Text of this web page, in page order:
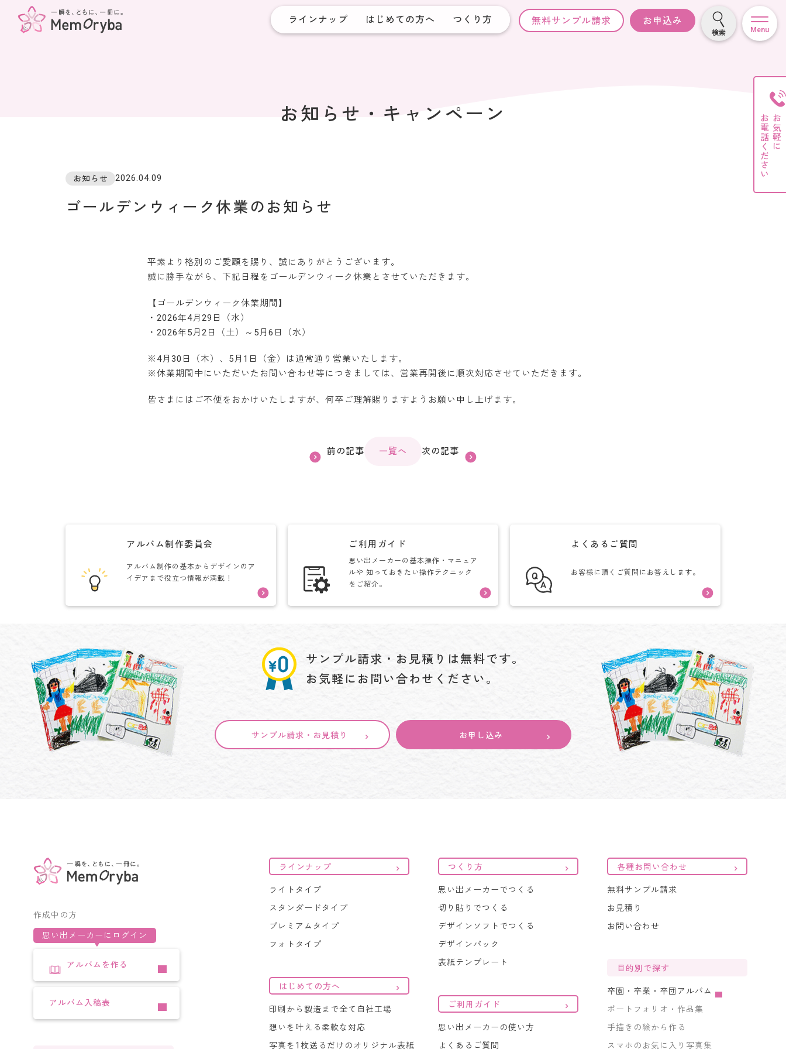
ラインナップ はじめての方へ つくり方 無料サンプル請求 お申込み
検索 Menu
お知らせ・ キャンペーン
お知らせ 2026.04.09
ゴールデンウィーク休業のお知らせ
平素より格別のご愛顧を賜り、誠にありがとうございます。
誠に勝手ながら、下記日程をゴールデンウィーク休業とさせていただきます。
【ゴールデンウィーク休業期間】
・2026年4月29日（水）
・2026年5月2日（土）～5月6日（水）
※4月30日（木）、5月1日（金）は通常通り営業いたします。
※休業期間中にいただいたお問い合わせ等につきましては、営業再開後に順次対応させていただきます。
皆さまにはご不便をおかけいたしますが、何卒ご理解賜りますようお願い申し上げます。
前の記事 一覧へ 次の記事
お気軽に
お電話ください
アルバム制作委員会
アルバム制作の基本からデザインのア
イデアまで役立つ情報が満載！
ご利用ガイド
思い出メーカーの基本操作・マニュア
ルや 知っておきたい操作テクニック
をご紹介。
よくあるご質問
お客様に頂くご質問にお答えします。
サンプル請求・お見積りは無料です。
お気軽にお問い合わせください。
サンプル請求・お見積り お申し込み
作成中の方
思い出メーカーにログイン
アルバムを作る
アルバム入稿表
ラインナップ
ライトタイプ
スタンダードタイプ
プレミアムタイプ
フォトタイプ
はじめての方へ
印刷から製造まで全て自社工場
想いを叶える柔軟な対応
写真を1枚送るだけのオリジナル表紙
つくり方
思い出メーカーでつくる
切り貼りでつくる
デザインソフトでつくる
デザインパック
表紙テンプレート
ご利用ガイド
思い出メーカーの使い方
よくあるご質問
各種お問い合わせ
無料サンプル請求
お見積り
お問い合わせ
目的別で探す
卒園・卒業・卒団アルバム
ポートフォリオ・作品集
手描きの絵から作る
スマホのお気に入り写真集